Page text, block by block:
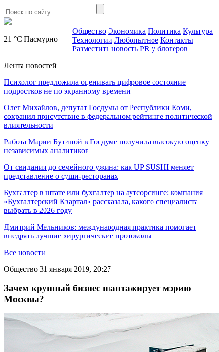
21 °C Пасмурно
Общество Экономика Политика Культура
Технологии Любопытное Контакты
Разместить новость PR у блогеров
Лента новостей
Психолог предложила оценивать цифровое состояние
подростков не по экранному времени
Олег Михайлов, депутат Госдумы от Республики Коми,
сохранил присутствие в федеральном рейтинге политической
влиятельности
Работа Марии Бутиной в Госдуме получила высокую оценку
независимых аналитиков
От свидания до семейного ужина: как UP SUSHI меняет
представление о суши-ресторанах
Бухгалтер в штате или бухгалтер на аутсорсинге: компания
«Бухгалтерский Квартал» рассказала, какого специалиста
выбрать в 2026 году
Дмитрий Мельников: международная практика помогает
внедрять лучшие хирургические протоколы
Все новости
Общество 31 января 2019, 20:27
Зачем крупный бизнес шантажирует мэрию
Москвы?